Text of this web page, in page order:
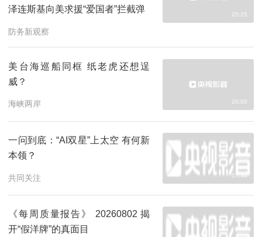
泽连斯基向美求援“爱国者”拦截弹
防务新观察
25:25
美台海巡船同框 纸老虎还想逞
威？
海峡两岸 20:00
一问到底：“AI双星”上太空 有何新
本领？
共同关注 07:30
《每周质量报告》 20260802 揭
开“假洋牌”的真面目